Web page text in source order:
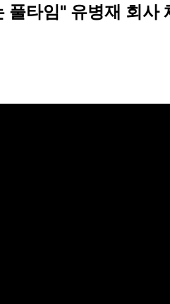
풀타임" 유병재 회사